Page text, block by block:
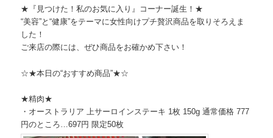
★『見つけた！私のお気に入り』コーナー誕生！★
“美容”と“健康”をテーマに女性向けプチ贅沢商品を取りそろえま
した！
ご来店の際には、ぜひ商品をお確かめ下さい！
☆★本日の“おすすめ商品”★☆
★精肉★
・オーストラリア 上サーロインステーキ 1枚 150g 通常価格 777
円のところ…697円 限定50枚